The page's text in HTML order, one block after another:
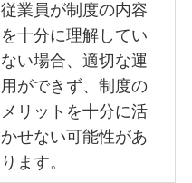
従業員が制度の内容
を十分に理解してい
ない場合、適切な運
用ができず、制度の
メリットを十分に活
かせない可能性があ
ります。